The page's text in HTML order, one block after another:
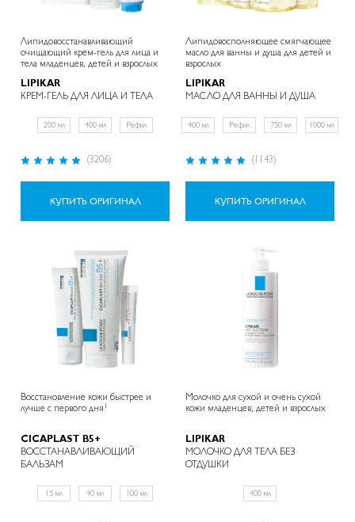
Липидовосстанавливающий
очищающий крем-гель для лица и
тела младенцев, детей и взрослых
LIPIKAR
КРЕМ-ГЕЛЬ ДЛЯ ЛИЦА И ТЕЛА
200 мл 400 мл Рефил
Рейтинг:
(3206)
КУПИТЬ ОРИГИНАЛ
Липидовосполняющее смягчающее
масло для ванны и душа для детей и
взрослых
LIPIKAR
МАСЛО ДЛЯ ВАННЫ И ДУША
400 мл Рефил 750 мл 1000 мл
Рейтинг:
(1143)
КУПИТЬ ОРИГИНАЛ
Восстановление кожи быстрее и
лучше с первого дня 1
CICAPLAST B5+
ВОССТАНАВЛИВАЮЩИЙ
БАЛЬЗАМ
15 мл 40 мл 100 мл
Молочко для сухой и очень сухой
кожи младенцев, детей и взрослых
LIPIKAR
МОЛОЧКО ДЛЯ ТЕЛА БЕЗ
ОТДУШКИ
400 мл